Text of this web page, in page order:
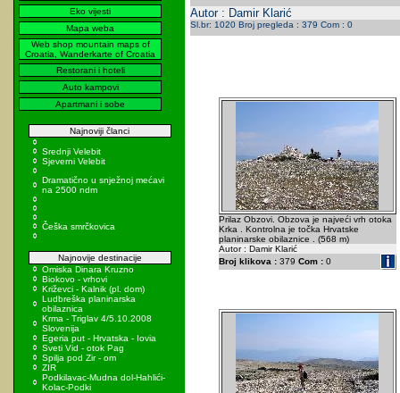
Eko vijesti
Mapa weba
Web shop mountain maps of
Croatia, Wanderkarte of Croatia
Restorani i hoteli
Auto kampovi
Apartmani i sobe
Najnoviji članci
Srednji Velebit
Sjeverni Velebit
Dramatično u snježnoj mećavi
na 2500 ndm
Češka smrčkovica
Najnovije destinacije
Omiska Dinara Kruzno
Biokovo - vrhovi
Križevci - Kalnik (pl. dom)
Ludbreška planinarska
obilaznica
Krma - Triglav 4/5.10.2008
Slovenija
Egeria put - Hrvatska - Iovia
Sveti Vid - otok Pag
Spilja pod Zir - om
ZIR
Podkilavac-Mudna dol-Hahlići-
Kolac-Podki
Autor : Damir Klarić
Sl.br: 1020 Broj pregleda : 379 Com : 0
Prilaz Obzovi. Obzova je najveći vrh otoka
Krka . Kontrolna je točka Hrvatske
planinarske obilaznice . (568 m)
Autor : Damir Klarić
Broj klikova :379 Com :0